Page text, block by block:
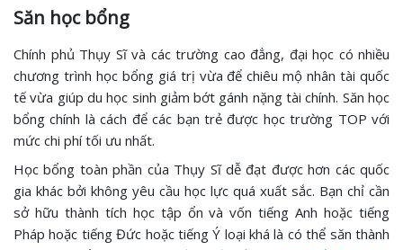
Săn học bổng
Chính phủ Thụy Sĩ và các trường cao đẳng, đại học có nhiều
chương trình học bổng giá trị vừa để chiêu mộ nhân tài quốc
tế vừa giúp du học sinh giảm bớt gánh nặng tài chính. Săn học
bổng chính là cách để các bạn trẻ được học trường TOP với
mức chi phí tối ưu nhất.
Học bổng toàn phần của Thụy Sĩ dễ đạt được hơn các quốc
gia khác bởi không yêu cầu học lực quá xuất sắc. Bạn chỉ cần
sở hữu thành tích học tập ổn và vốn tiếng Anh hoặc tiếng
Pháp hoặc tiếng Đức hoặc tiếng Ý loại khá là có thể săn thành